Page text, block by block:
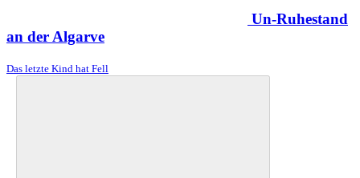
Un-Ruhestand
an der Algarve
Das letzte Kind hat Fell